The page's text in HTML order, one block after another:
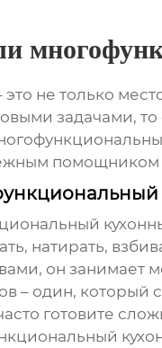
это не только
задачами,
помощником
натирать,
он занимает
– один, который
готовите